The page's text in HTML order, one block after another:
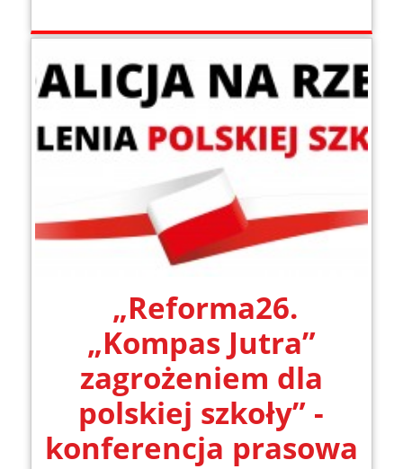
„Reforma26.
„Kompas Jutra”
zagrożeniem dla
polskiej szkoły” -
konferencja prasowa